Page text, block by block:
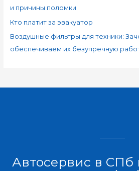
и причины поломки
Кто платит за эвакуатор
Воздушные фильтры для техники:
обеспечиваем их безупречную
Автосервис в СПб